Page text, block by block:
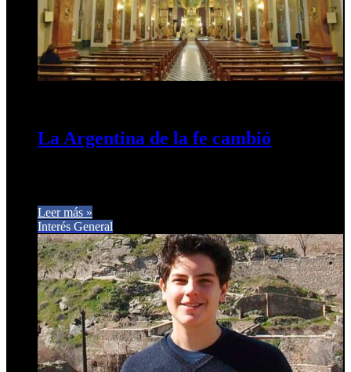
La Argentina de la fe cambió
Leer más »
Interés General